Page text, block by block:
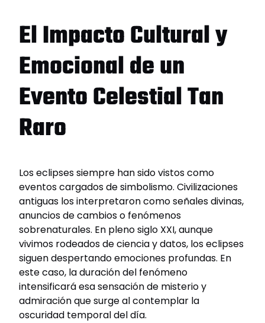
El Impacto Cultural y
Emocional de un
Evento Celestial Tan
Raro
Los eclipses siempre han sido vistos como
eventos cargados de simbolismo. Civilizaciones
antiguas los interpretaron como señales divinas,
anuncios de cambios o fenómenos
sobrenaturales. En pleno siglo XXI, aunque
vivimos rodeados de ciencia y datos, los eclipses
siguen despertando emociones profundas. En
este caso, la duración del fenómeno
intensificará esa sensación de misterio y
admiración que surge al contemplar la
oscuridad temporal del día.